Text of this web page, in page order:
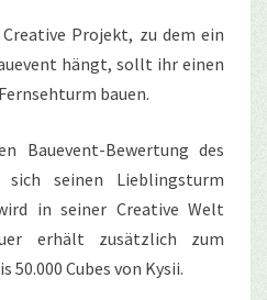
Projekt, zu dem ein
hängt, sollt ihr einen
bauen.
Bauevent-Bewertung des
seinen Lieblingsturm
in seiner Creative Welt
erhält zusätzlich zum
Cubes von Kysii.